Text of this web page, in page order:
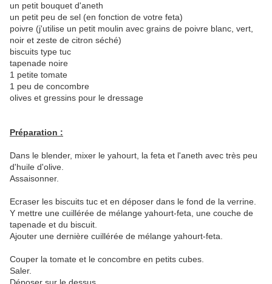
un petit bouquet d'aneth
un petit peu de sel (en fonction de votre feta)
poivre (j'utilise un petit moulin avec grains de poivre blanc, vert,
noir et zeste de citron séché)
biscuits type tuc
tapenade noire
1 petite tomate
1 peu de concombre
olives et gressins pour le dressage
Préparation :
Dans le blender, mixer le yahourt, la feta et l'aneth avec très peu
d'huile d'olive.
Assaisonner.
Ecraser les biscuits tuc et en déposer dans le fond de la verrine.
Y mettre une cuillérée de mélange yahourt-feta, une couche de
tapenade et du biscuit.
Ajouter une dernière cuillérée de mélange yahourt-feta.
Couper la tomate et le concombre en petits cubes.
Saler.